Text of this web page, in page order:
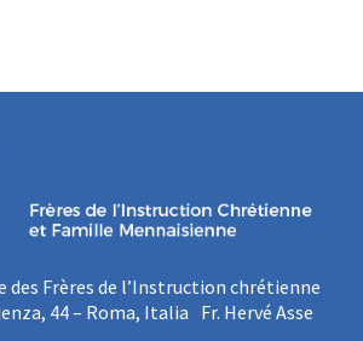
des Frères de l’Instruction chrétienne
44 – Roma, Italia Fr. Hervé Asse